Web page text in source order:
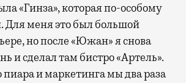
«Гинза», которая по-особому
Для меня это был большой
но после «Южан» я снова
и сделал там бистро «Артель».
пиара и маркетинга мы два раза